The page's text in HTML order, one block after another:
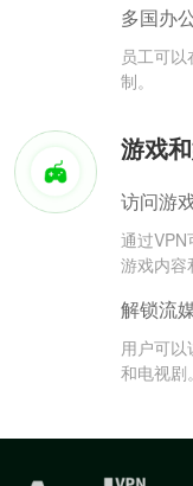
多国办
员工可
制。
游戏
访问游
通过VPN
游戏内容
解锁流
用户可
和电视剧。